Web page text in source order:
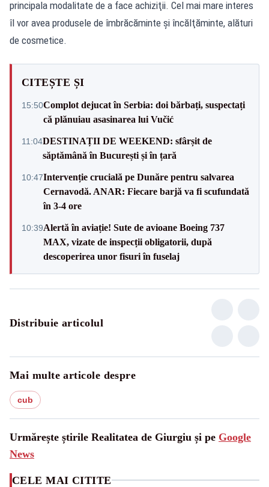
principala modalitate de a face achiziţii. Cel mai mare interes
îl vor avea produsele de îmbrăcăminte şi încălţăminte, alături
de cosmetice.
CITEȘTE ȘI
15:50Complot dejucat în Serbia: doi bărbați, suspectați
că plănuiau asasinarea lui Vučić
11:04DESTINAȚII DE WEEKEND: sfârșit de
săptămână în București și în țară
10:47Intervenție crucială pe Dunăre pentru salvarea
Cernavodă. ANAR: Fiecare barjă va fi scufundată
în 3-4 ore
10:39Alertă în aviație! Sute de avioane Boeing 737
MAX, vizate de inspecții obligatorii, după
descoperirea unor fisuri în fuselaj
Distribuie articolul
Mai multe articole despre
cub
Urmărește știrile Realitatea de Giurgiu și pe Google
News
CELE MAI CITITE